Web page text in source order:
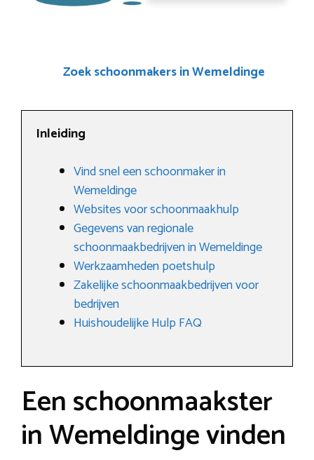
Zoek schoonmakers in Wemeldinge
Inleiding
Vind snel een schoonmaker in
Wemeldinge
Websites voor schoonmaakhulp
Gegevens van regionale
schoonmaakbedrijven in Wemeldinge
Werkzaamheden poetshulp
Zakelijke schoonmaakbedrijven voor
bedrijven
Huishoudelijke Hulp FAQ
Een schoonmaakster
in Wemeldinge vinden